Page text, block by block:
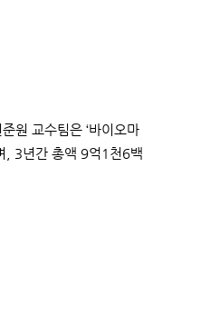
원 교수팀은 ‘바이오마
, 3년간 총액 9억1천6백